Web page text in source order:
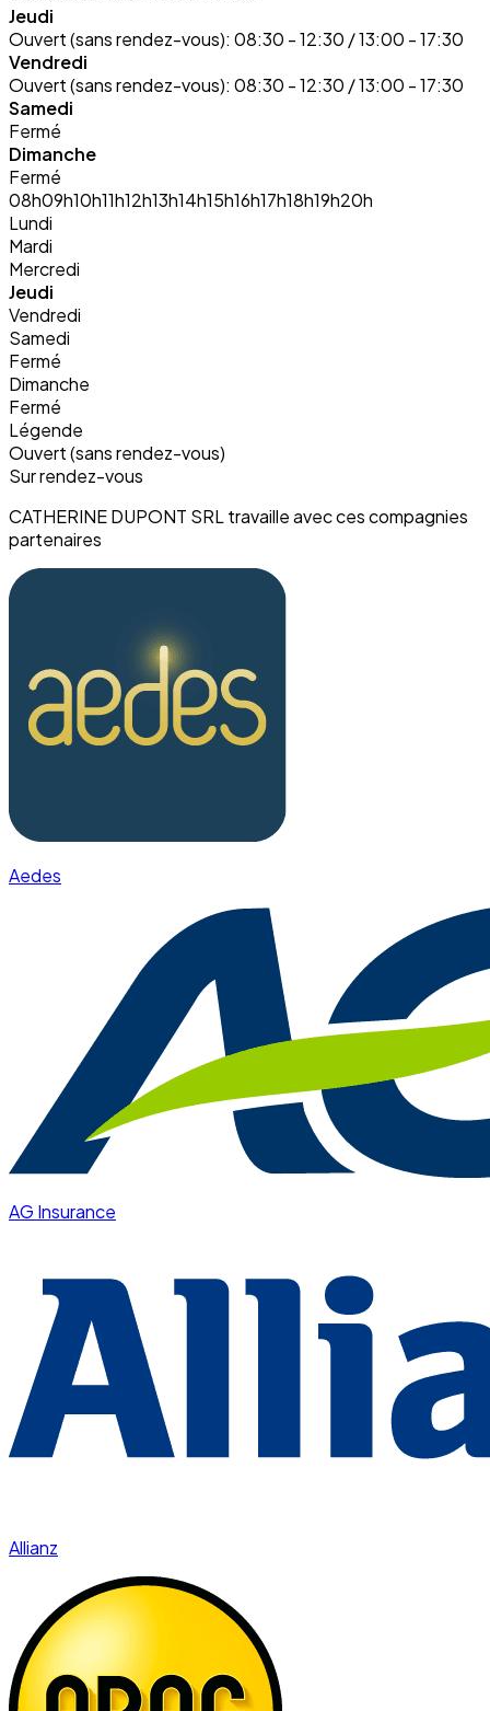
Jeudi
Ouvert (sans rendez-vous): 08:30 - 12:30 / 13:00 - 17:30
Vendredi
Ouvert (sans rendez-vous): 08:30 - 12:30 / 13:00 - 17:30
Samedi
Fermé
Dimanche
Fermé
08h09h10h11h12h13h14h15h16h17h18h19h20h
Lundi
Mardi
Mercredi
Jeudi
Vendredi
Samedi
Fermé
Dimanche
Fermé
Légende
Ouvert (sans rendez-vous)
Sur rendez-vous
CATHERINE DUPONT SRL travaille avec ces compagnies
partenaires
Aedes
AG Insurance
Allianz